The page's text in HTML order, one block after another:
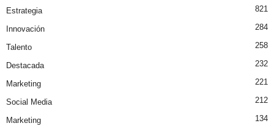
Estrategia 821
Innovación 284
Talento 258
Destacada 232
Marketing 221
Social Media 212
Marketing 134